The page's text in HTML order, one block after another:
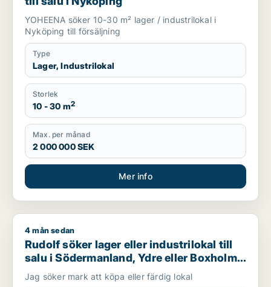
YOHEENA söker 10-30 m² lager / industrilokal i
Nyköping till försäljning
Type
Lager, Industrilokal
Storlek
10 - 30 m2
Max. per månad
2 000 000 SEK
Mer info
Rudolf söker lager eller industrilokal till salu i
4 mån sedan
Rudolf söker lager eller industrilokal till
salu i Södermanland, Ydre eller Boxholm
m.fl.
Jag söker mark att köpa eller färdig lokal